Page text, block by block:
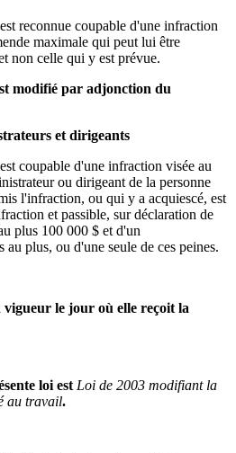
reconnue coupable d'une infraction
maximale qui peut lui être
non celle qui y est prévue.
modifié par adjonction du
et dirigeants
coupable d'une infraction visée au
ou dirigeant de la personne
l'infraction, ou qui y a acquiescé, est
et passible, sur déclaration de
plus 100 000 $ et d'un
au plus, ou d'une seule de ces peines.
le jour où elle reçoit la
loi est Loi de 2003 modifiant la
au travail.